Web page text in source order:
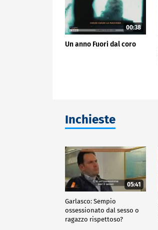
00:38
Un anno Fuori dal coro
Inchieste
05:41
Garlasco: Sempio
ossessionato dal sesso o
ragazzo rispettoso?